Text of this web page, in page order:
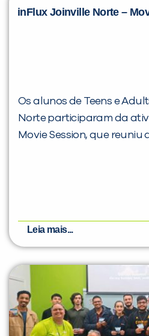
inFlux Joinville Norte –
Os alunos de Teens e
Norte participaram da
Movie Session, que reuniu
Leia mais...
Preencha com seus
já vamos te
com a:
Você é aluno inFlux?
Sim Não